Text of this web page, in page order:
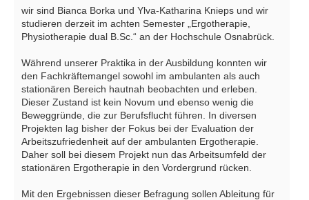
wir sind Bianca Borka und Ylva-Katharina Knieps und wir
studieren derzeit im achten Semester „Ergotherapie,
Physiotherapie dual B.Sc.“ an der Hochschule Osnabrück.
Während unserer Praktika in der Ausbildung konnten wir
den Fachkräftemangel sowohl im ambulanten als auch
stationären Bereich hautnah beobachten und erleben.
Dieser Zustand ist kein Novum und ebenso wenig die
Beweggründe, die zur Berufsflucht führen. In diversen
Projekten lag bisher der Fokus bei der Evaluation der
Arbeitszufriedenheit auf der ambulanten Ergotherapie.
Daher soll bei diesem Projekt nun das Arbeitsumfeld der
stationären Ergotherapie in den Vordergrund rücken.
Mit den Ergebnissen dieser Befragung sollen Ableitung für